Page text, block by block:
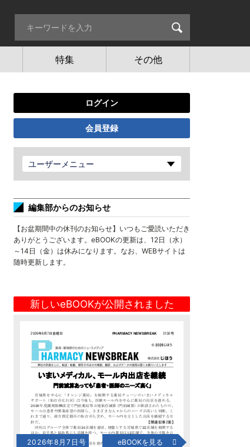
特集 その他
ログイン
会員登録
ユーザーメニュー
編集部からのお知らせ
【お盆期間中の休刊のお知らせ】いつもご愛読いただき
ありがとうございます。eBOOKの更新は、12日（水）
～14日（金）は休みになります。なお、WEBサイトは
随時更新します。
新しいeBOOKが公開されました
2026年8月7日号 eBOOKを見る